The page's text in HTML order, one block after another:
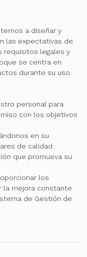
a diseñar y
las expectativas de
requisitos legales y
se centra en
durante su uso.
personal para
con los objetivos
en su
de calidad
que promueva su
los
la mejora constante
de Gestión de